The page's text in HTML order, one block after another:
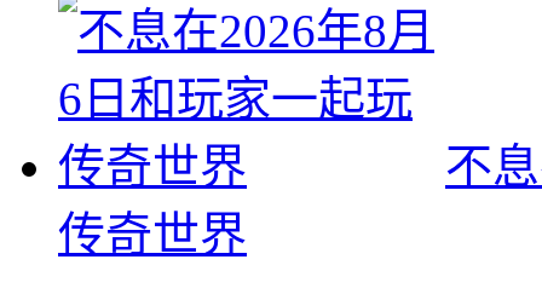
不
传奇世界